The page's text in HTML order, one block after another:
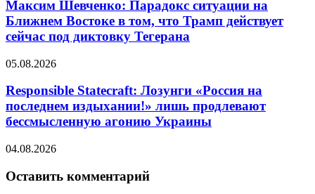
Максим Шевченко: Парадокс ситуации на
Ближнем Востоке в том, что Трамп действует
сейчас под диктовку Тегерана
05.08.2026
Responsible Statecraft: Лозунги «Россия на
последнем издыхании!» лишь продлевают
бессмысленную агонию Украины
04.08.2026
Оставить комментарий